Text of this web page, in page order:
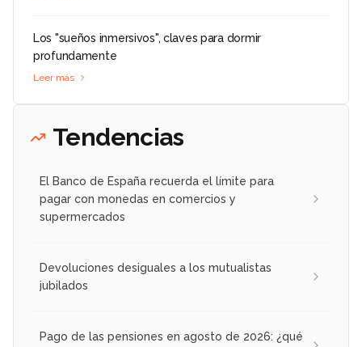
Los "sueños inmersivos", claves para dormir
profundamente
Leer más
Tendencias
El Banco de España recuerda el límite para
pagar con monedas en comercios y
supermercados
Devoluciones desiguales a los mutualistas
jubilados
Pago de las pensiones en agosto de 2026: ¿qué